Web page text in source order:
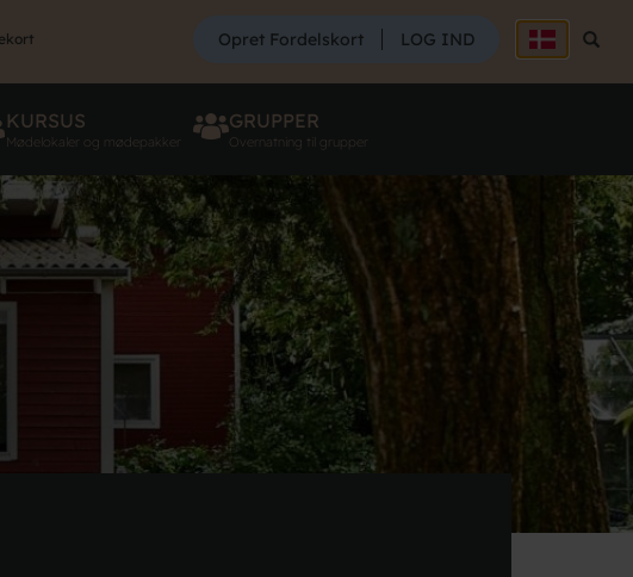
SØG
Søg
Opret Fordelskort LOG IND
KURSUS
Mødelokaler og mødepakker
GRUPPER
Overnatning til grupper